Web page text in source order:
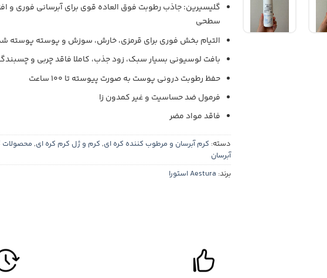
گلیسیرین: جاذب رطوبت فوق العاده قوی برای آبرسانی فوری و
سطحی
التیام بخش فوری برای قرمزی، خارش، سوزش و پوسته پوسته
بافت لوسیونی بسیار سبک، زود جذب، کاملا فاقد چربی و
حفظ رطوبت درونی پوست به صورت پیوسته تا 100 ساعت
فرمول ضد حساسیت و غیر کمدون زا
فاقد مواد مضر
دسته: کرم آبرسان و مرطوب کننده کره ای, کرم و ژل کرم کره ای, محصولات
آبرسان
برند: Aestura استورا